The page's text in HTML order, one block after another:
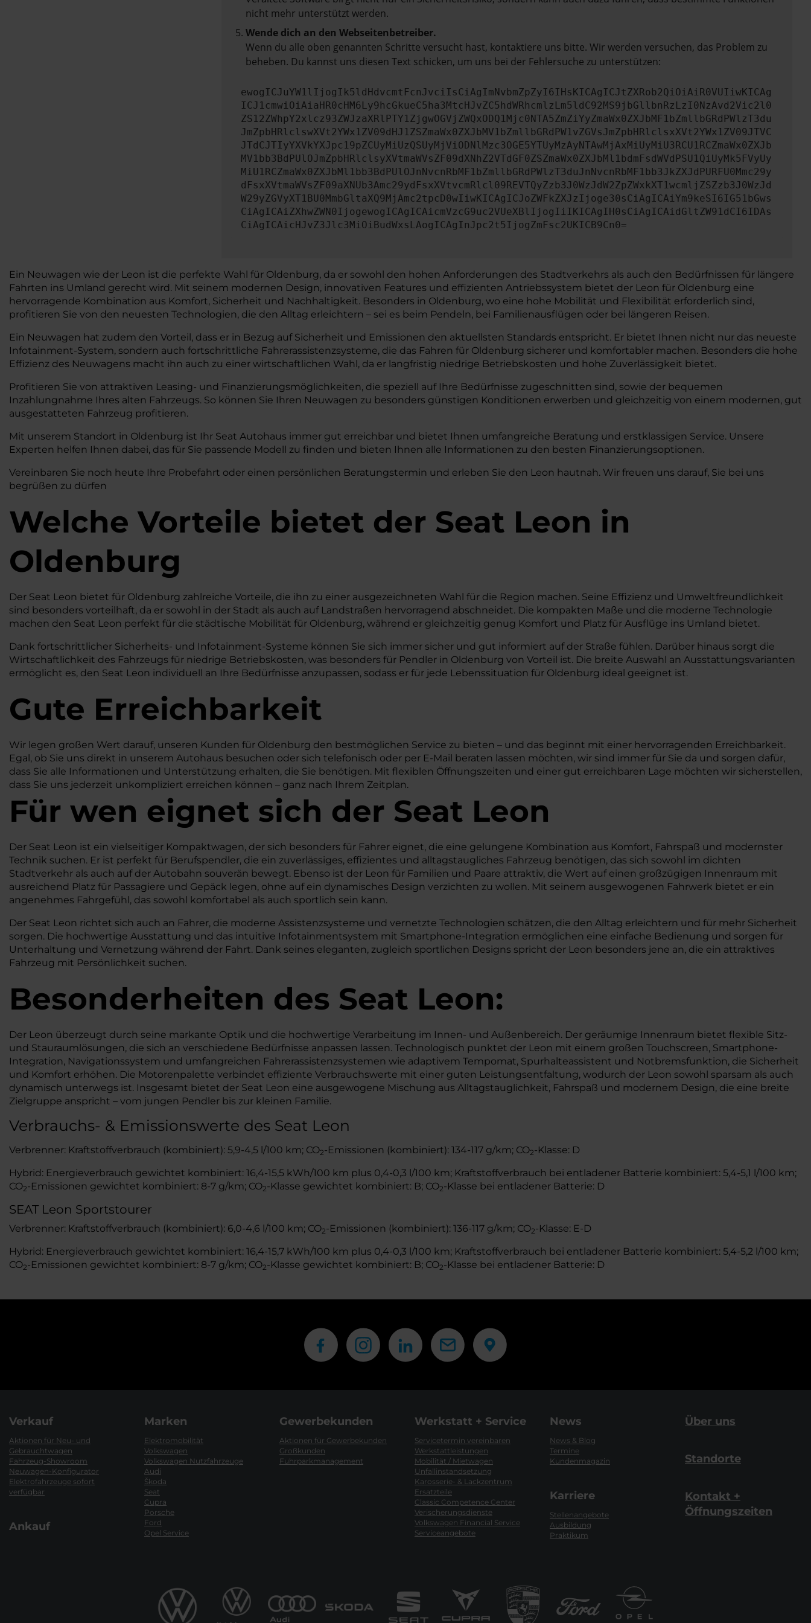
nicht mehr unterstützt werden.
Wende dich an den Webseitenbetreiber.
Wenn du alle oben genannten Schritte versucht hast, kontaktiere uns bitte. Wir werden versuchen, das Problem zu
beheben. Du kannst uns diesen Text schicken, um uns bei der Fehlersuche zu unterstützen:
ewogICJuYW1lIjogIk5ldHdvcmtFcnJvciIsCiAgImNvbmZpZyI6IHsKICAgICJtZXRob2QiOiAiR0VUIiwKICAg
ICJ1cmwiOiAiaHR0cHM6Ly9hcGkueC5ha3MtcHJvZC5hdWRhcmlzLm5ldC92MS9jbGllbnRzLzI0NzAvd2Vic2l0
ZS12ZWhpY2xlcz93ZWJzaXRlPTY1ZjgwOGVjZWQxODQ1Mjc0NTA5ZmZiYyZmaWx0ZXJbMF1bZmllbGRdPWlzT3du
JmZpbHRlclswXVt2YWx1ZV09dHJ1ZSZmaWx0ZXJbMV1bZmllbGRdPW1vZGVsJmZpbHRlclsxXVt2YWx1ZV09JTVC
JTdCJTIyYXVkYXJpc19pZCUyMiUzQSUyMjViODNlMzc3OGE5YTUyMzAyNTAwMjAxMiUyMiU3RCU1RCZmaWx0ZXJb
MV1bb3BdPUlOJmZpbHRlclsyXVtmaWVsZF09dXNhZ2VTdGF0ZSZmaWx0ZXJbMl1bdmFsdWVdPSU1QiUyMk5FVyUy
MiU1RCZmaWx0ZXJbMl1bb3BdPUlOJnNvcnRbMF1bZmllbGRdPWlzT3duJnNvcnRbMF1bb3JkZXJdPURFU0Mmc29y
dFsxXVtmaWVsZF09aXNUb3Amc29ydFsxXVtvcmRlcl09REVTQyZzb3J0WzJdW2ZpZWxkXT1wcmljZSZzb3J0WzJd
W29yZGVyXT1BU0MmbGltaXQ9MjAmc2tpcD0wIiwKICAgICJoZWFkZXJzIjoge30sCiAgICAiYm9keSI6IG51bGws
CiAgICAiZXhwZWN0IjogewogICAgICAicmVzcG9uc2VUeXBlIjogIiIKICAgIH0sCiAgICAidGltZW91dCI6IDAs
CiAgICAicHJvZ3Jlc3MiOiBudWxsLAogICAgInJpc2t5IjogZmFsc2UKICB9Cn0=
Ein Neuwagen wie der Leon ist die perfekte Wahl für Oldenburg, da er sowohl den hohen Anforderungen des Stadtverkehrs als auch den Bedürfnissen für längere
Fahrten ins Umland gerecht wird. Mit seinem modernen Design, innovativen Features und effizienten Antriebssystem bietet der Leon für Oldenburg eine
hervorragende Kombination aus Komfort, Sicherheit und Nachhaltigkeit. Besonders in Oldenburg, wo eine hohe Mobilität und Flexibilität erforderlich sind,
profitieren Sie von den neuesten Technologien, die den Alltag erleichtern – sei es beim Pendeln, bei Familienausflügen oder bei längeren Reisen.
Ein Neuwagen hat zudem den Vorteil, dass er in Bezug auf Sicherheit und Emissionen den aktuellsten Standards entspricht. Er bietet Ihnen nicht nur das neueste
Infotainment-System, sondern auch fortschrittliche Fahrerassistenzsysteme, die das Fahren für Oldenburg sicherer und komfortabler machen. Besonders die hohe
Effizienz des Neuwagens macht ihn auch zu einer wirtschaftlichen Wahl, da er langfristig niedrige Betriebskosten und hohe Zuverlässigkeit bietet.
Profitieren Sie von attraktiven Leasing- und Finanzierungsmöglichkeiten, die speziell auf Ihre Bedürfnisse zugeschnitten sind, sowie der bequemen
Inzahlungnahme Ihres alten Fahrzeugs. So können Sie Ihren Neuwagen zu besonders günstigen Konditionen erwerben und gleichzeitig von einem modernen, gut
ausgestatteten Fahrzeug profitieren.
Mit unserem Standort in Oldenburg ist Ihr Seat Autohaus immer gut erreichbar und bietet Ihnen umfangreiche Beratung und erstklassigen Service. Unsere
Experten helfen Ihnen dabei, das für Sie passende Modell zu finden und bieten Ihnen alle Informationen zu den besten Finanzierungsoptionen.
Vereinbaren Sie noch heute Ihre Probefahrt oder einen persönlichen Beratungstermin und erleben Sie den Leon hautnah. Wir freuen uns darauf, Sie bei uns
begrüßen zu dürfen
Welche Vorteile bietet der Seat Leon in
Oldenburg
Der Seat Leon bietet für Oldenburg zahlreiche Vorteile, die ihn zu einer ausgezeichneten Wahl für die Region machen. Seine Effizienz und Umweltfreundlichkeit
sind besonders vorteilhaft, da er sowohl in der Stadt als auch auf Landstraßen hervorragend abschneidet. Die kompakten Maße und die moderne Technologie
machen den Seat Leon perfekt für die städtische Mobilität für Oldenburg, während er gleichzeitig genug Komfort und Platz für Ausflüge ins Umland bietet.
Dank fortschrittlicher Sicherheits- und Infotainment-Systeme können Sie sich immer sicher und gut informiert auf der Straße fühlen. Darüber hinaus sorgt die
Wirtschaftlichkeit des Fahrzeugs für niedrige Betriebskosten, was besonders für Pendler in Oldenburg von Vorteil ist. Die breite Auswahl an Ausstattungsvarianten
ermöglicht es, den Seat Leon individuell an Ihre Bedürfnisse anzupassen, sodass er für jede Lebenssituation für Oldenburg ideal geeignet ist.
Gute Erreichbarkeit
Wir legen großen Wert darauf, unseren Kunden für Oldenburg den bestmöglichen Service zu bieten – und das beginnt mit einer hervorragenden Erreichbarkeit.
Egal, ob Sie uns direkt in unserem Autohaus besuchen oder sich telefonisch oder per E-Mail beraten lassen möchten, wir sind immer für Sie da und sorgen dafür,
dass Sie alle Informationen und Unterstützung erhalten, die Sie benötigen. Mit flexiblen Öffnungszeiten und einer gut erreichbaren Lage möchten wir sicherstellen,
dass Sie uns jederzeit unkompliziert erreichen können – ganz nach Ihrem Zeitplan.
Für wen eignet sich der Seat Leon
Der Seat Leon ist ein vielseitiger Kompaktwagen, der sich besonders für Fahrer eignet, die eine gelungene Kombination aus Komfort, Fahrspaß und modernster
Technik suchen. Er ist perfekt für Berufspendler, die ein zuverlässiges, effizientes und alltagstaugliches Fahrzeug benötigen, das sich sowohl im dichten
Stadtverkehr als auch auf der Autobahn souverän bewegt. Ebenso ist der Leon für Familien und Paare attraktiv, die Wert auf einen großzügigen Innenraum mit
ausreichend Platz für Passagiere und Gepäck legen, ohne auf ein dynamisches Design verzichten zu wollen. Mit seinem ausgewogenen Fahrwerk bietet er ein
angenehmes Fahrgefühl, das sowohl komfortabel als auch sportlich sein kann.
Der Seat Leon richtet sich auch an Fahrer, die moderne Assistenzsysteme und vernetzte Technologien schätzen, die den Alltag erleichtern und für mehr Sicherheit
sorgen. Die hochwertige Ausstattung und das intuitive Infotainmentsystem mit Smartphone-Integration ermöglichen eine einfache Bedienung und sorgen für
Unterhaltung und Vernetzung während der Fahrt. Dank seines eleganten, zugleich sportlichen Designs spricht der Leon besonders jene an, die ein attraktives
Fahrzeug mit Persönlichkeit suchen.
Besonderheiten des Seat Leon:
Der Leon überzeugt durch seine markante Optik und die hochwertige Verarbeitung im Innen- und Außenbereich. Der geräumige Innenraum bietet flexible Sitz-
und Stauraumlösungen, die sich an verschiedene Bedürfnisse anpassen lassen. Technologisch punktet der Leon mit einem großen Touchscreen, Smartphone-
Integration, Navigationssystem und umfangreichen Fahrerassistenzsystemen wie adaptivem Tempomat, Spurhalteassistent und Notbremsfunktion, die Sicherheit
und Komfort erhöhen. Die Motorenpalette verbindet effiziente Verbrauchswerte mit einer guten Leistungsentfaltung, wodurch der Leon sowohl sparsam als auch
dynamisch unterwegs ist. Insgesamt bietet der Seat Leon eine ausgewogene Mischung aus Alltagstauglichkeit, Fahrspaß und modernem Design, die eine breite
Zielgruppe anspricht – vom jungen Pendler bis zur kleinen Familie.
Verbrauchs- & Emissionswerte des Seat Leon
Verbrenner: Kraftstoffverbrauch (kombiniert): 5,9-4,5 l/100 km; CO2-Emissionen (kombiniert): 134-117 g/km; CO2-Klasse: D
Hybrid: Energieverbrauch gewichtet kombiniert: 16,4-15,5 kWh/100 km plus 0,4-0,3 l/100 km; Kraftstoffverbrauch bei entladener Batterie kombiniert: 5,4-5,1 l/100 km;
CO2-Emissionen gewichtet kombiniert: 8-7 g/km; CO2-Klasse gewichtet kombiniert: B; CO2-Klasse bei entladener Batterie: D
SEAT Leon Sportstourer
Verbrenner: Kraftstoffverbrauch (kombiniert): 6,0-4,6 l/100 km; CO2-Emissionen (kombiniert): 136-117 g/km; CO2-Klasse: E-D
Hybrid: Energieverbrauch gewichtet kombiniert: 16,4-15,7 kWh/100 km plus 0,4-0,3 l/100 km; Kraftstoffverbrauch bei entladener Batterie kombiniert: 5,4-5,2 l/100 km;
CO2-Emissionen gewichtet kombiniert: 8-7 g/km; CO2-Klasse gewichtet kombiniert: B; CO2-Klasse bei entladener Batterie: D
Verkauf
Aktionen für Neu- und
Gebrauchtwagen
Fahrzeug-Showroom
Neuwagen-Konfigurator
Elektrofahrzeuge sofort
verfügbar
Ankauf
Marken
Elektromobilität
Volkswagen
Volkswagen Nutzfahrzeuge
Audi
Škoda
Seat
Cupra
Porsche
Ford
Opel Service
Gewerbekunden
Aktionen für Gewerbekunden
Großkunden
Fuhrparkmanagement
Werkstatt + Service
Servicetermin vereinbaren
Werkstattleistungen
Mobilität / Mietwagen
Unfallinstandsetzung
Karosserie- & Lackzentrum
Ersatzteile
Classic Competence Center
Verischerungsdienste
Volkswagen Financial Service
Serviceangebote
News
News & Blog
Termine
Kundenmagazin
Karriere
Stellenangebote
Ausbildung
Praktikum
Über uns
Standorte
Kontakt +
Öffnungszeiten